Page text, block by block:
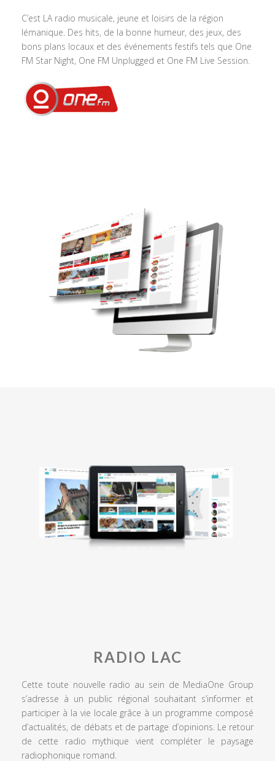
C’est LA radio musicale, jeune et loisirs de la région
lémanique. Des hits, de la bonne humeur, des jeux, des
bons plans locaux et des événements festifs tels que One
FM Star Night, One FM Unplugged et One FM Live Session.
RADIO LAC
Cette toute nouvelle radio au sein de MediaOne Group
s’adresse à un public régional souhaitant s’informer et
participer à la vie locale grâce à un programme composé
d’actualités, de débats et de partage d’opinions. Le retour
de cette radio mythique vient compléter le paysage
radiophonique romand.